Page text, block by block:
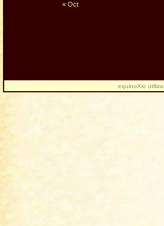
« Oct
equinoXio utiliza